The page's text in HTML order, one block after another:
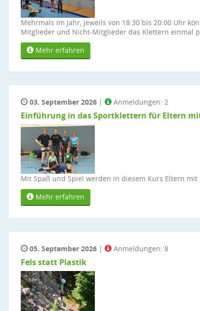
Mehrmals im Jahr, jeweils von 18:30 bis 20:00 Uhr
Mitglieder und Nicht-Mitglieder das Klettern einmal
Mehr erfahren
03. September 2026 | Anmeldungen: 2
Einführung in das Sportklettern für Eltern
Mit Spaß und Spiel werden in diesem Kurs Eltern
Mehr erfahren
05. September 2026 | Anmeldungen: 8
Fels statt Plastik